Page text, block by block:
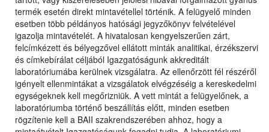
termék esetén direkt mintavétellel történik. A felügyelő minden
esetben több példányos hatósági jegyzőkönyv felvételével
igazolja mintavételét. A hivatalosan kengyelszerűen zárt,
felcímkézett és bélyegzővel ellátott minták analitikai, érzékszervi
és címkebírálat céljából Igazgatóságunk akkreditált
laboratóriumába kerülnek vizsgálatra. Az ellenőrzött fél részéről
igényelt ellenmintákat a vizsgálatok elvégzéséig a kereskedelmi
egységeknek kell megőrizniük. A vett mintát a felügyelőnek, a
laboratóriumba történő beszállítás előtt, minden esetben
rögzítenie kell a BAII szakrendszerében ahhoz, hogy a